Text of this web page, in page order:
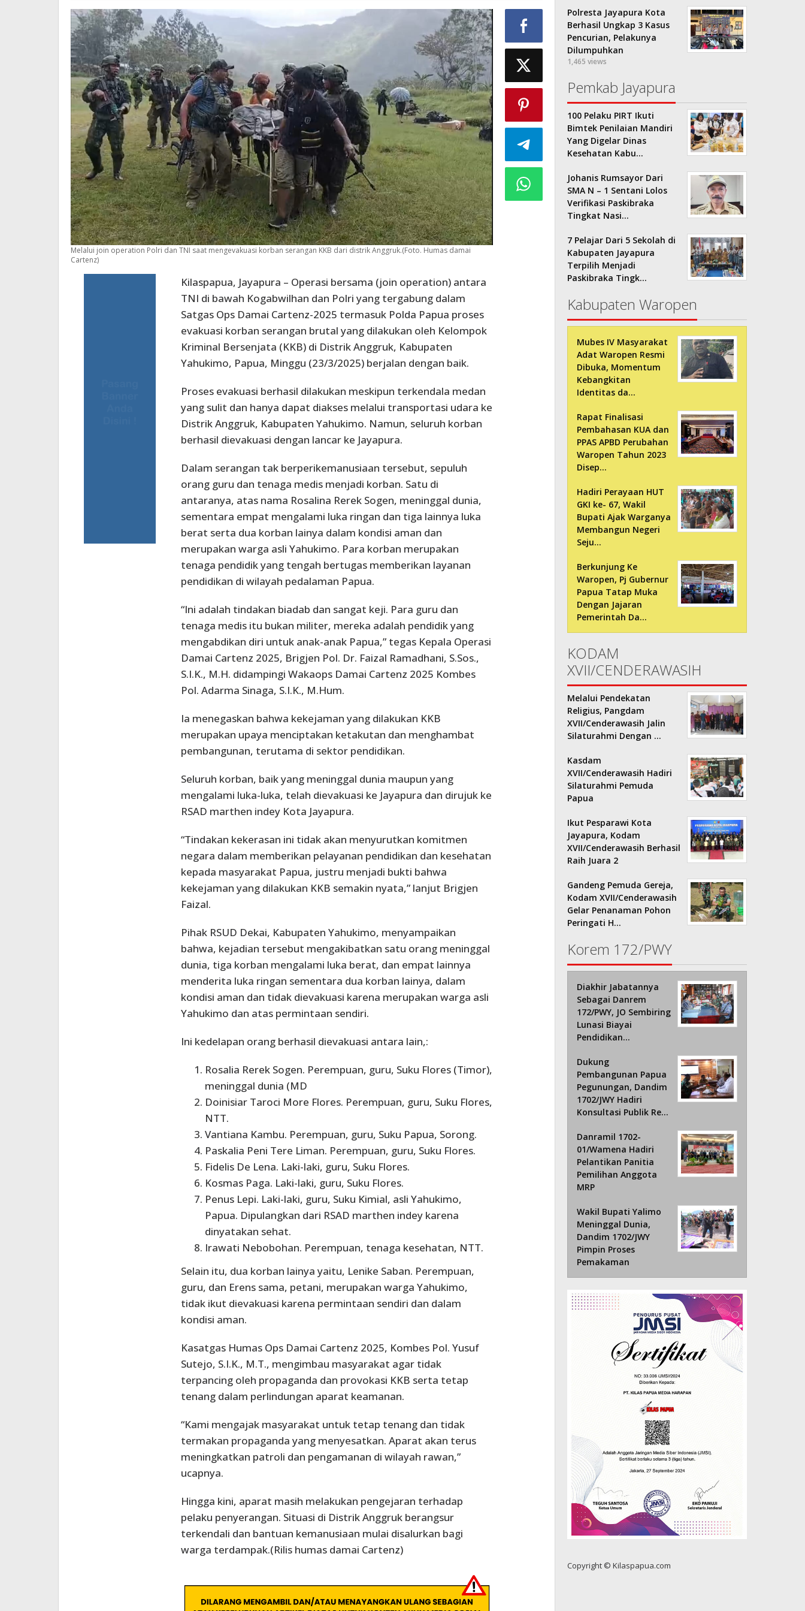
Melalui join operation Polri dan TNI saat mengevakuasi korban serangan KKB dari distrik Anggruk.(Foto. Humas damai
Cartenz)
Kilaspapua, Jayapura – Operasi bersama (join operation) antara
TNI di bawah Kogabwilhan dan Polri yang tergabung dalam
Satgas Ops Damai Cartenz-2025 termasuk Polda Papua proses
evakuasi korban serangan brutal yang dilakukan oleh Kelompok
Kriminal Bersenjata (KKB) di Distrik Anggruk, Kabupaten
Yahukimo, Papua, Minggu (23/3/2025) berjalan dengan baik.
Proses evakuasi berhasil dilakukan meskipun terkendala medan
yang sulit dan hanya dapat diakses melalui transportasi udara ke
Distrik Anggruk, Kabupaten Yahukimo. Namun, seluruh korban
berhasil dievakuasi dengan lancar ke Jayapura.
Dalam serangan tak berperikemanusiaan tersebut, sepuluh
orang guru dan tenaga medis menjadi korban. Satu di
antaranya, atas nama Rosalina Rerek Sogen, meninggal dunia,
sementara empat mengalami luka ringan dan tiga lainnya luka
berat serta dua korban lainya dalam kondisi aman dan
merupakan warga asli Yahukimo. Para korban merupakan
tenaga pendidik yang tengah bertugas memberikan layanan
pendidikan di wilayah pedalaman Papua.
“Ini adalah tindakan biadab dan sangat keji. Para guru dan
tenaga medis itu bukan militer, mereka adalah pendidik yang
mengabdikan diri untuk anak-anak Papua,” tegas Kepala Operasi
Damai Cartenz 2025, Brigjen Pol. Dr. Faizal Ramadhani, S.Sos.,
S.I.K., M.H. didampingi Wakaops Damai Cartenz 2025 Kombes
Pol. Adarma Sinaga, S.I.K., M.Hum.
Ia menegaskan bahwa kekejaman yang dilakukan KKB
merupakan upaya menciptakan ketakutan dan menghambat
pembangunan, terutama di sektor pendidikan.
Seluruh korban, baik yang meninggal dunia maupun yang
mengalami luka-luka, telah dievakuasi ke Jayapura dan dirujuk ke
RSAD marthen indey Kota Jayapura.
“Tindakan kekerasan ini tidak akan menyurutkan komitmen
negara dalam memberikan pelayanan pendidikan dan kesehatan
kepada masyarakat Papua, justru menjadi bukti bahwa
kekejaman yang dilakukan KKB semakin nyata,” lanjut Brigjen
Faizal.
Pihak RSUD Dekai, Kabupaten Yahukimo, menyampaikan
bahwa, kejadian tersebut mengakibatkan satu orang meninggal
dunia, tiga korban mengalami luka berat, dan empat lainnya
menderita luka ringan sementara dua korban lainya, dalam
kondisi aman dan tidak dievakuasi karena merupakan warga asli
Yahukimo dan atas permintaan sendiri.
Ini kedelapan orang berhasil dievakuasi antara lain,:
Rosalia Rerek Sogen. Perempuan, guru, Suku Flores (Timor),
meninggal dunia (MD
Doinisiar Taroci More Flores. Perempuan, guru, Suku Flores,
NTT.
Vantiana Kambu. Perempuan, guru, Suku Papua, Sorong.
Paskalia Peni Tere Liman. Perempuan, guru, Suku Flores.
Fidelis De Lena. Laki-laki, guru, Suku Flores.
Kosmas Paga. Laki-laki, guru, Suku Flores.
Penus Lepi. Laki-laki, guru, Suku Kimial, asli Yahukimo,
Papua. Dipulangkan dari RSAD marthen indey karena
dinyatakan sehat.
Irawati Nebobohan. Perempuan, tenaga kesehatan, NTT.
Selain itu, dua korban lainya yaitu, Lenike Saban. Perempuan,
guru, dan Erens sama, petani, merupakan warga Yahukimo,
tidak ikut dievakuasi karena permintaan sendiri dan dalam
kondisi aman.
Kasatgas Humas Ops Damai Cartenz 2025, Kombes Pol. Yusuf
Sutejo, S.I.K., M.T., mengimbau masyarakat agar tidak
terpancing oleh propaganda dan provokasi KKB serta tetap
tenang dalam perlindungan aparat keamanan.
“Kami mengajak masyarakat untuk tetap tenang dan tidak
termakan propaganda yang menyesatkan. Aparat akan terus
meningkatkan patroli dan pengamanan di wilayah rawan,”
ucapnya.
Hingga kini, aparat masih melakukan pengejaran terhadap
pelaku penyerangan. Situasi di Distrik Anggruk berangsur
terkendali dan bantuan kemanusiaan mulai disalurkan bagi
warga terdampak.(Rilis humas damai Cartenz)
Polresta Jayapura Kota
Berhasil Ungkap 3 Kasus
Pencurian, Pelakunya
Dilumpuhkan
1,465 views
Pemkab Jayapura
100 Pelaku PIRT Ikuti
Bimtek Penilaian Mandiri
Yang Digelar Dinas
Kesehatan Kabu…
Johanis Rumsayor Dari
SMA N – 1 Sentani Lolos
Verifikasi Paskibraka
Tingkat Nasi…
7 Pelajar Dari 5 Sekolah di
Kabupaten Jayapura
Terpilih Menjadi
Paskibraka Tingk…
Kabupaten Waropen
Mubes IV Masyarakat
Adat Waropen Resmi
Dibuka, Momentum
Kebangkitan
Identitas da…
Rapat Finalisasi
Pembahasan KUA dan
PPAS APBD Perubahan
Waropen Tahun 2023
Disep…
Hadiri Perayaan HUT
GKI ke- 67, Wakil
Bupati Ajak Warganya
Membangun Negeri
Seju…
Berkunjung Ke
Waropen, Pj Gubernur
Papua Tatap Muka
Dengan Jajaran
Pemerintah Da…
KODAM
XVII/CENDERAWASIH
Melalui Pendekatan
Religius, Pangdam
XVII/Cenderawasih Jalin
Silaturahmi Dengan …
Kasdam
XVII/Cenderawasih Hadiri
Silaturahmi Pemuda
Papua
Ikut Pesparawi Kota
Jayapura, Kodam
XVII/Cenderawasih Berhasil
Raih Juara 2
Gandeng Pemuda Gereja,
Kodam XVII/Cenderawasih
Gelar Penanaman Pohon
Peringati H…
Korem 172/PWY
Diakhir Jabatannya
Sebagai Danrem
172/PWY, JO Sembiring
Lunasi Biayai
Pendidikan…
Dukung
Pembangunan Papua
Pegunungan, Dandim
1702/JWY Hadiri
Konsultasi Publik Re…
Danramil 1702-
01/Wamena Hadiri
Pelantikan Panitia
Pemilihan Anggota
MRP
Wakil Bupati Yalimo
Meninggal Dunia,
Dandim 1702/JWY
Pimpin Proses
Pemakaman
Copyright © Kilaspapua.com